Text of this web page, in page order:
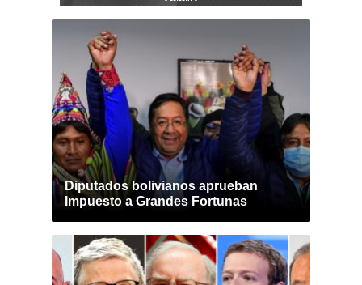
Diputados bolivianos aprueban
Impuesto a Grandes Fortunas